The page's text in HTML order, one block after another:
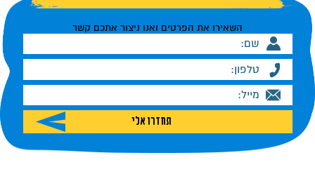
השאירו את הפרטים ואנו ניצור אתכם קשר